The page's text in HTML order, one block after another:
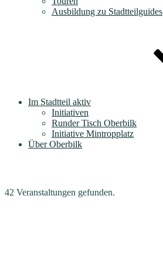
Ausbildung zu Stadtteilguides
Im Stadtteil aktiv
Initiativen
Runder Tisch Oberbilk
Initiative Mintropplatz
Über Oberbilk
42 Veranstaltungen gefunden.